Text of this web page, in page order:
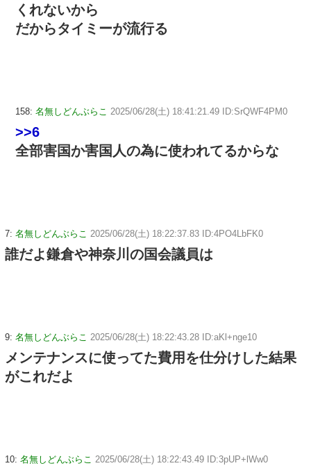
くれないから
だからタイミーが流行る
158: 名無しどんぶらこ 2025/06/28(土) 18:41:21.49 ID:SrQWF4PM0
>>6
全部害国か害国人の為に使われてるからな
7: 名無しどんぶらこ 2025/06/28(土) 18:22:37.83 ID:4PO4LbFK0
誰だよ鎌倉や神奈川の国会議員は
9: 名無しどんぶらこ 2025/06/28(土) 18:22:43.28 ID:aKl+nge10
メンテナンスに使ってた費用を仕分けした結果
がこれだよ
10: 名無しどんぶらこ 2025/06/28(土) 18:22:43.49 ID:3pUP+lWw0